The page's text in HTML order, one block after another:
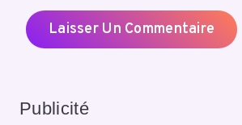
Publicité